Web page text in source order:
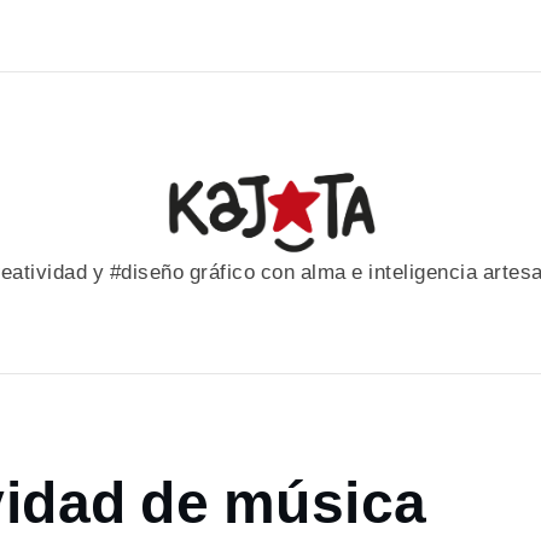
y #diseño gráfico con alma e inteligencia
de música